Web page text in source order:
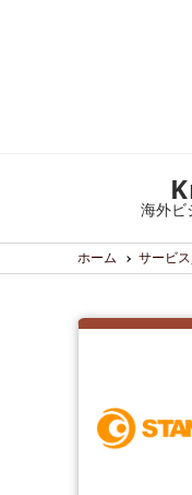
海外ビ
ホーム サービ